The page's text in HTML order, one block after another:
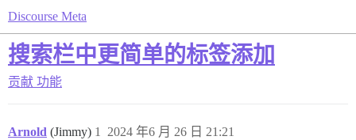
Discourse Meta
搜索栏中更简单的标签添加
贡献 功能
Arnold (Jimmy) 2024 年6 月 26 日 21:21
1